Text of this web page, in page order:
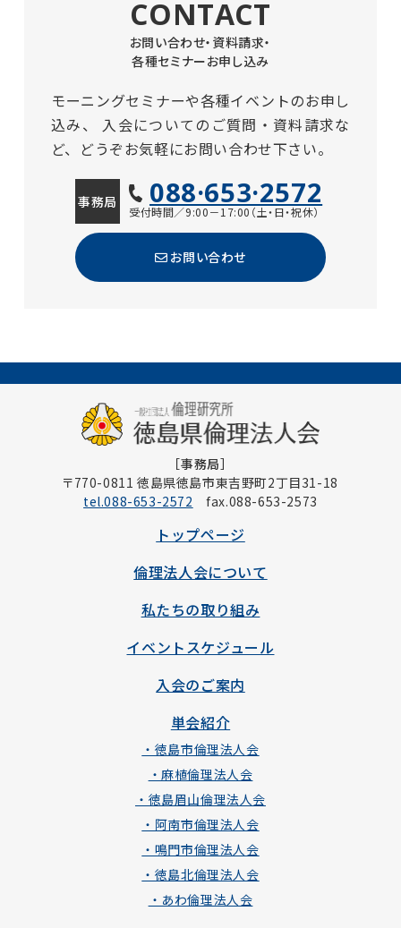
CONTACT
お問い合わせ・資料請求・
各種セミナーお申し込み
モーニングセミナーや各種イベントのお申し
込み、
入会についてのご質問・資料請求な
ど、どうぞお気軽にお問い合わせ下さい。
事務局 088·653·2572
受付時間／9:00－17:00（土・日・祝休）
お問い合わせ
［事務局］
〒770-0811 徳島県徳島市東吉野町2丁目31-18
tel.088-653-2572 fax.088-653-2573
トップページ
倫理法人会について
私たちの取り組み
イベントスケジュール
入会のご案内
単会紹介
・徳島市倫理法人会
・麻植倫理法人会
・徳島眉山倫理法人会
・阿南市倫理法人会
・鳴門市倫理法人会
・徳島北倫理法人会
・あわ倫理法人会